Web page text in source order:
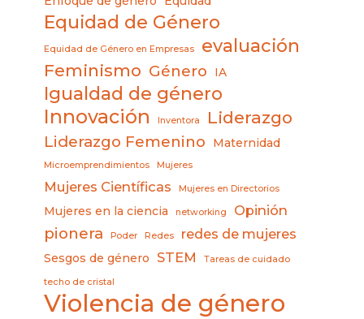
Equidad de Género
Equidad de Género en Empresas evaluación
Feminismo Género IA
Igualdad de género
Innovación Inventora Liderazgo
Liderazgo Femenino Maternidad
Microemprendimientos Mujeres
Mujeres Científicas Mujeres en Directorios
Mujeres en la ciencia networking Opinión
pionera Poder Redes redes de mujeres
Sesgos de género STEM Tareas de cuidado
techo de cristal
Violencia de género